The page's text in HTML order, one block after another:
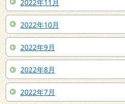
2022年11月
2022年10月
2022年9月
2022年8月
2022年7月